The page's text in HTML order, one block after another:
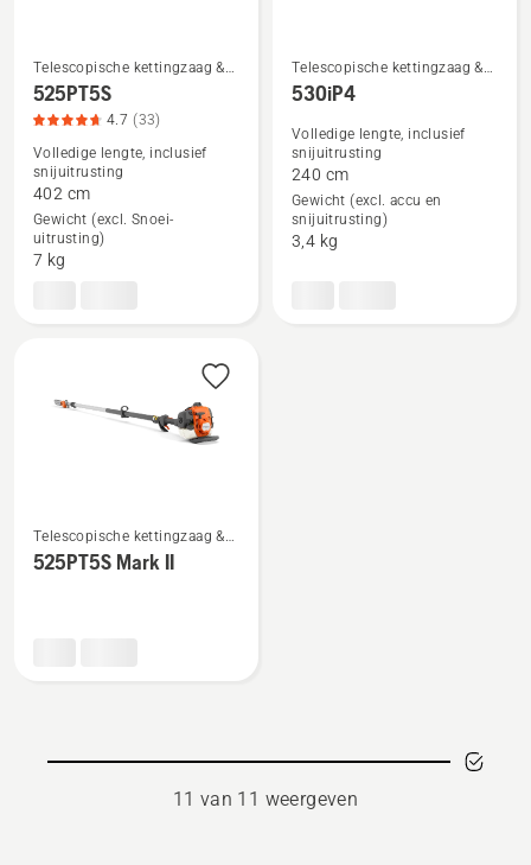
Bekijk
details
over
525PT5S,
productbeoordeling
Telescopische kettingzaag &
Hoogsnoeiers
525PT5S
4.7 (33)
Volledige lengte, inclusief
snijuitrusting
402 cm
Gewicht (excl. Snoei-
uitrusting)
7 kg
meer
details
over
530iP4
Telescopische kettingzaag &
Hoogsnoeiers
530iP4
Volledige lengte, inclusief
snijuitrusting
240 cm
Gewicht (excl. accu en
snijuitrusting)
3,4 kg
meer
Telescopische kettingzaag &
Hoogsnoeiers
525PT5S Mark II
11 van 11 weergeven